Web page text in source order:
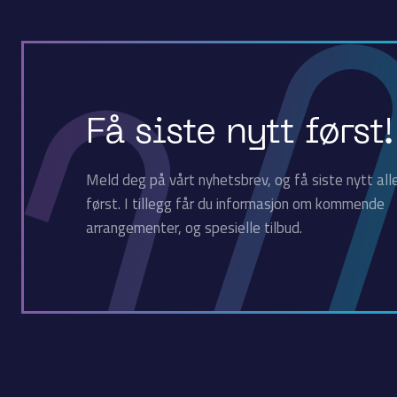
Få siste nytt først!
Meld deg på vårt nyhetsbrev, og få siste nytt
først. I tillegg får du informasjon om kommende
arrangementer, og spesielle tilbud.